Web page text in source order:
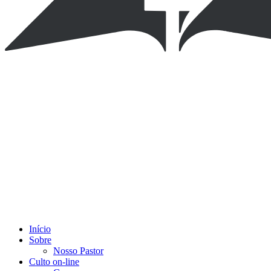
Início
Sobre
Nosso Pastor
Culto on-line